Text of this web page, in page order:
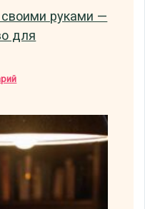
руками —
для